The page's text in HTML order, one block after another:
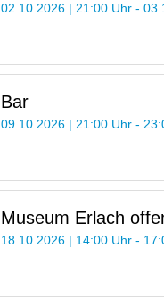
02.10.2026 | 21:00 Uhr -
Bar
09.10.2026 | 21:00 Uhr -
Museum Erlach
Uhr
18.10.2026 | 14:00 Uhr -